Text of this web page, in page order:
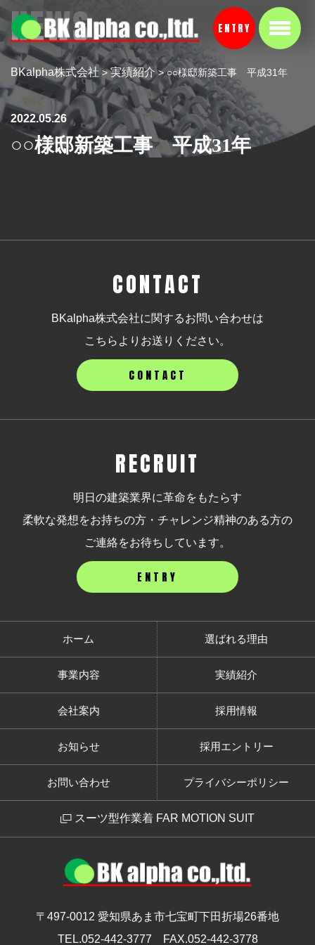
ENTRY
NEWS
BKalpha株式会社 >実績紹介>○○様邸新築工事 平成31年
2022.05.26
○○様邸新築工事 平成31年
CONTACT
BKalpha株式会社に関するお問い合わせは
こちらよりお送りください。
CONTACT
RECRUIT
明日の建築業界に革命をもたらす
柔軟な発想をお持ちの方・チャレンジ精神のある方の
ご連絡をお待ちしています。
ENTRY
ホーム 選ばれる理由
事業内容 実績紹介
会社案内 採用情報
お知らせ 採用エントリー
お問い合わせ プライバシーポリシー
スーツ型作業着 FAR MOTION SUIT
〒497-0012 愛知県あま市七宝町下田折場26番地
TEL.052-442-3777 FAX.052-442-3778